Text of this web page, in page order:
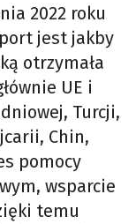
2022 roku
jest jakby
otrzymała
UE i
Turcji,
Chin,
pomocy
wsparcie
temu